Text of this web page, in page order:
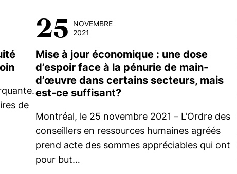
de
25
NOVEMBRE
2021
Mise à jour économique : une dose
d’espoir face à la pénurie de main-
d’œuvre dans certains secteurs, mais
est-ce suffisant?
Montréal, le 25 novembre 2021 – L’Ordre des
conseillers en ressources humaines agréés
prend acte des sommes appréciables qui ont
pour but…